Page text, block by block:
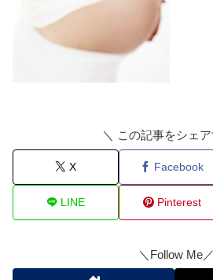
＼ この記事をシェ
X Facebook
LINE Pinterest
＼Follow Me／